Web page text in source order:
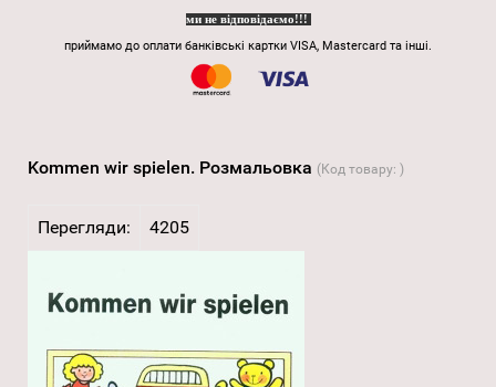
ми не відповідаємо!!!
приймамо до оплати банківські картки VISA, Mastercard та інші.
Kommen wir spielen. Розмальовка (Код товару: )
Перегляди: 4205